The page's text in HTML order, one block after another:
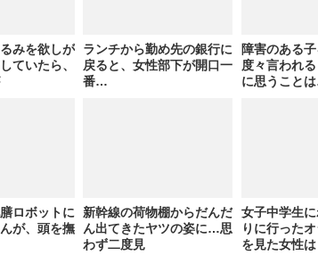
みを欲しが
ていたら、
ランチから勤め先の銀行に
戻ると、女性部下が開口一
番…
障害のある
度々言われる
に思うこと
ロボットに
が、頭を撫
新幹線の荷物棚からだんだ
ん出てきたヤツの姿に…思
わず二度見
女子中学生
りに行った
を見た女性は